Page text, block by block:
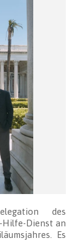
des
Hilfe-Dienst an
Es